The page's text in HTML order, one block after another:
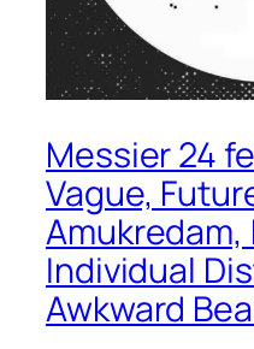
Messier 24
Vague,
Amukredam,
Individual
Awkward